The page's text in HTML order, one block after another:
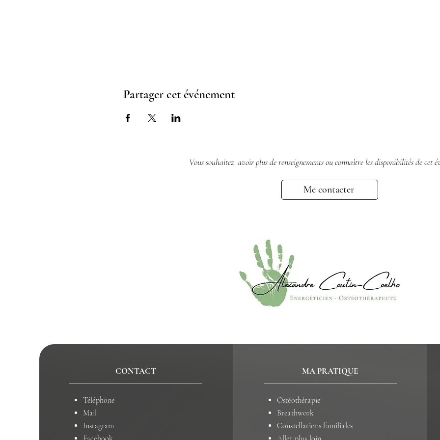
Partager cet événement
Vous souhaitez avoir plus de renseignements ou connaître les disponibilités de cet
Me contacter
CONTACT
Téléphone
Mail
Instagram
MA PRATIQUE
Ostéothérapie
Breathwork
Constellations familiales